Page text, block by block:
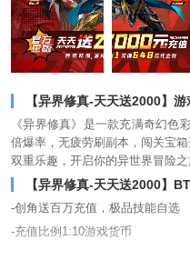
【异界修真-天天送2000】
《异界修真》是一款充满奇幻色
倍爆率，无疲劳刷副本，闯关宝
双重乐趣，开启你的异世界冒险之
【异界修真-天天送2000】
-创角送百万充值，极品技能自选
-充值比例1:10游戏货币